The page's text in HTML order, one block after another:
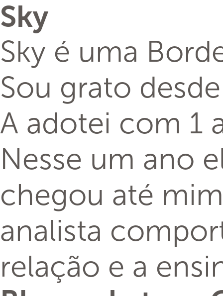
Sky
Sky é uma
Sou grato
A adotei com 1
Nesse um ano
chegou até
analista
relação e a